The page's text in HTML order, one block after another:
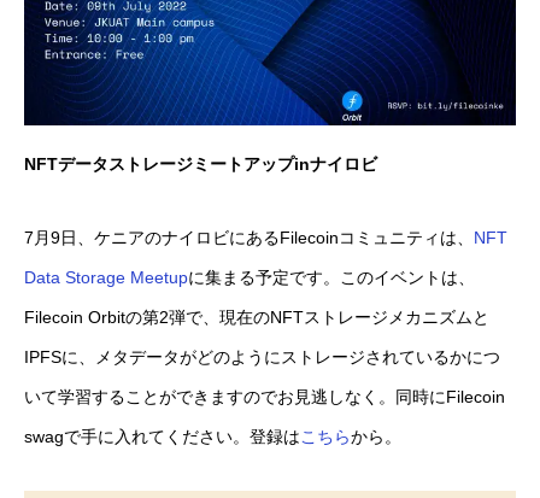
NFTデータストレージミートアップinナイロビ
7月9日、ケニアのナイロビにあるFilecoinコミュニティは、 NFT
Data Storage Meetupに集まる予定です。このイベントは、
Filecoin Orbitの第2弾で、現在のNFTストレージメカニズムと
IPFSに、メタデータがどのようにストレージされているかにつ
いて学習することができますのでお見逃しなく。同時にFilecoin
swagで手に入れてください。登録はこちらから。